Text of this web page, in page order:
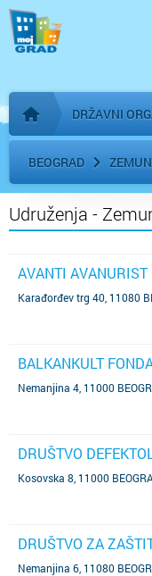
Početna stranica
DRŽAVNI
BEOGRAD ZEMUN
Udruženja -
AVANTI AVANURIST
Karađorđev trg 40, 11080
BALKANKULT
Nemanjina 4, 11000
DRUŠTVO
Kosovska 8, 11000
DRUŠTVO ZA
Nemanjina 6, 11080